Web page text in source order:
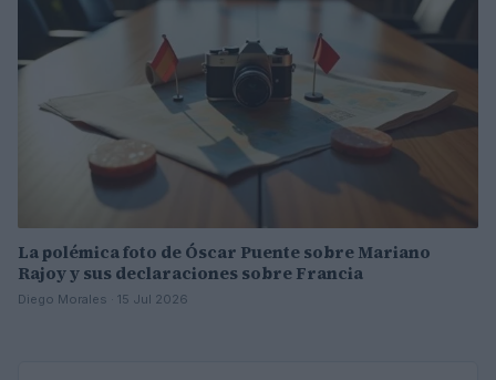
La polémica foto de Óscar Puente sobre Mariano
Rajoy y sus declaraciones sobre Francia
Diego Morales · 15 Jul 2026